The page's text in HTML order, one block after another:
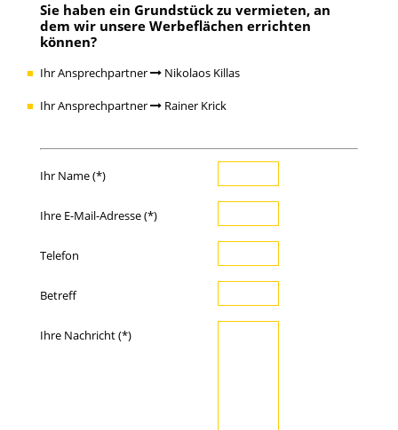
Sie haben ein Grundstück zu vermieten, an
dem wir unsere Werbeflächen errichten
können?
Ihr Ansprechpartner Nikolaos Killas
Ihr Ansprechpartner Rainer Krick
Ihr Name (*)
Ihre E-Mail-Adresse (*)
Telefon
Betreff
Ihre Nachricht (*)